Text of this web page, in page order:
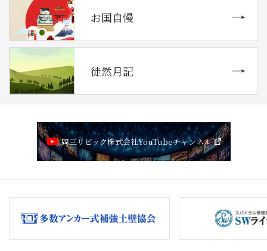
お国自慢
徒然月記
岡三リビック株式会社YouTubeチャンネル